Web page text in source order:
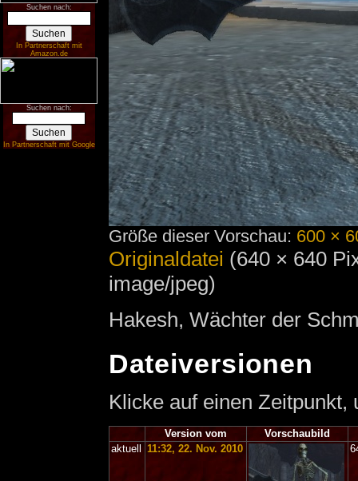
Suchen nach:
In Partnerschaft mit
Amazon.de
Suchen nach:
In Partnerschaft mit Google
Größe dieser Vorschau: 600 ×
Originaldatei (640 × 640
image/jpeg)
Hakesh, Wächter der
Dateiversionen
Klicke auf einen
Version vom
Vorschaubild
aktuell
11:32, 22. Nov. 2010